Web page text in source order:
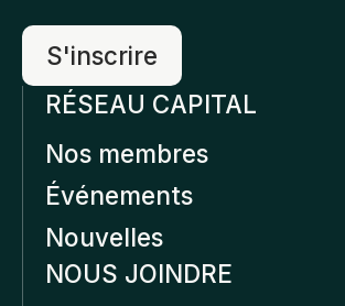
RÉSEAU CAPITAL
Nos membres
Événements
Nouvelles
NOUS JOINDRE